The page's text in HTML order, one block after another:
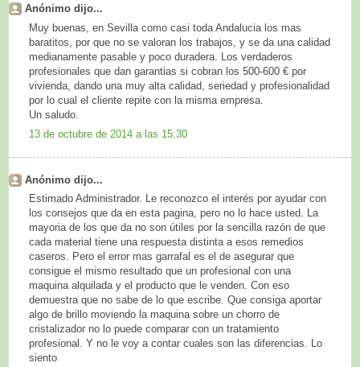
Anónimo dijo...
Muy buenas, en Sevilla como casi toda Andalucia los mas
baratitos, por que no se valoran los trabajos, y se da una calidad
medianamente pasable y poco duradera. Los verdaderos
profesionales que dan garantias si cobran los 500-600 € por
vivienda, dando una muy alta calidad, seriedad y profesionalidad
por lo cual el cliente repite con la misma empresa.
Un saludo.
13 de octubre de 2014 a las 15:30
Anónimo dijo...
Estimado Administrador. Le reconozco el interés por ayudar con
los consejos que da en esta pagina, pero no lo hace usted. La
mayoria de los que da no son útiles por la sencilla razón de que
cada material tiene una respuesta distinta a esos remedios
caseros. Pero el error mas garrafal es el de asegurar que
consigue el mismo resultado que un profesional con una
maquina alquilada y el producto que le venden. Con eso
demuestra que no sabe de lo que escribe. Que consiga aportar
algo de brillo moviendo la maquina sobre un chorro de
cristalizador no lo puede comparar con un tratamiento
profesional. Y no le voy a contar cuales son las diferencias. Lo
siento